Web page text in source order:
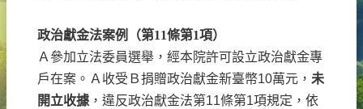
政治獻金法案例（第11條第1項）
Ａ參加立法委員選舉，經本院許可設立政治獻金專
戶在案。Ａ收受Ｂ捐贈政治獻金新臺幣10萬元， 未
開立收據 ，違反政治獻金法第11條第1項規定，依